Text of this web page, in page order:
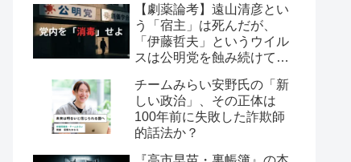
【劇薬論考】遠山清彦とい
う「宿主」は死んだが、
「伊藤哲夫」というウイル
スは公明党を蝕み続けてい
チームみらい安野氏の「新
しい政治」、その正体は
100年前に失敗した詐欺師
的話法か？